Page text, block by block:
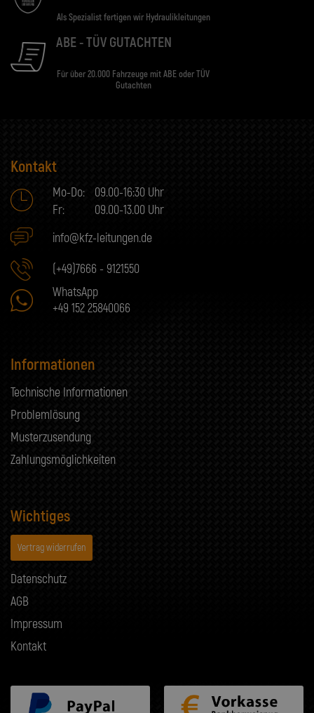
Als Spezialist fertigen wir Hydraulikleitungen
ABE - TÜV GUTACHTEN
Für über 20.000 Fahrzeuge mit ABE oder TÜV
Gutachten
Kontakt
Mo-Do:
09.00-16:30 Uhr
Fr:
09.00-13.00 Uhr
info@kfz-leitungen.de
(+49)7666 - 9121550
WhatsApp
+49 152 25840066
Informationen
Technische Informationen
Problemlösung
Musterzusendung
Zahlungsmöglichkeiten
Wichtiges
Vertrag widerrufen
Datenschutz
AGB
Impressum
Kontakt